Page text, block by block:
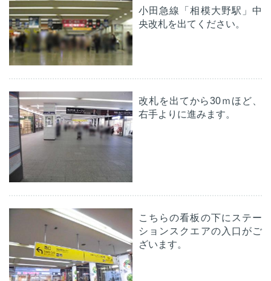
小田急線「相模大野駅」中
央改札を出てください。
改札を出てから30ｍほど、
右手よりに進みます。
こちらの看板の下にステー
ションスクエアの入口がご
ざいます。